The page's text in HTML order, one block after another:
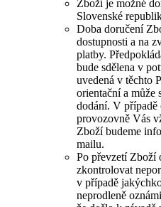
Zboží je možné
Slovenské
Doba doručení
dostupnosti a na
platby.
bude sdělena v
uvedená v těchto
orientační a může
dodání. V případě
provozovně Vás
Zboží budeme
mailu.
Po převzetí Zboží
zkontrolovat
v případě
neprodleně